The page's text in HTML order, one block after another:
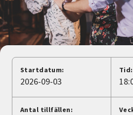
Starta studiecirkel
Cirkelledare
Nyheter
Avdelningar
Startdatum:
2026-09-03
Tid:
Antal tillfällen: